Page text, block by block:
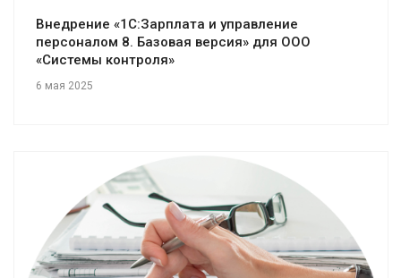
Внедрение «1С:Зарплата и управление
персоналом 8. Базовая версия» для ООО
«Системы контроля»
6 мая 2025